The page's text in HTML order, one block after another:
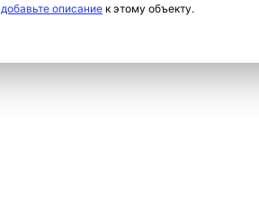
добавьте описание к этому объекту.